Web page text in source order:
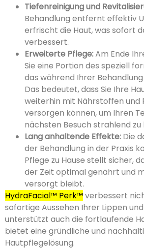
Tiefenreinigung und
Behandlung entfernt effektiv
erfrischt die Haut, was sofort
verbessert.
Erweiterte Pflege:Am Ende
Sie eine Portion des speziell
das während Ihrer
Das bedeutet, dass Sie Ihre
weiterhin mit Nährstoffen und
versorgen können, um Ihren
nächsten Besuch strahlend zu
Lang anhaltende Effekte: Die
der Behandlung in der Praxis
Pflege zu Hause stellt sicher,
der Zeit optimal genährt und
versorgt bleibt.
HydraFacial™ Perk™ verbessert
sofortige Aussehen Ihrer Lippen
unterstützt auch die fortlaufende
bietet eine gründliche und
Hautpflegelösung.